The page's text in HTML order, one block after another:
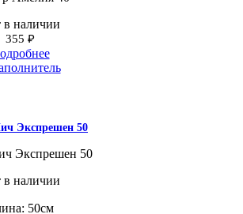
в наличии
355 ₽
Экспрешен 50
Экспрешен 50
в наличии
50см